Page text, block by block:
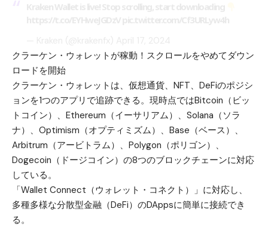
クラーケン・ウォレットが稼動！スクロールをやめてダウン
ロードを開始
クラーケン・ウォレットは、仮想通貨、NFT、DeFiのポジシ
ョンを1つのアプリで追跡できる。現時点ではBitcoin（ビッ
トコイン）、Ethereum（イーサリアム）、Solana（ソラ
ナ）、Optimism（オプティミズム）、Base（ベース）、
Arbitrum（アービトラム）、Polygon（ポリゴン）、
Dogecoin（ドージコイン）の8つのブロックチェーンに対応
している。
「Wallet Connect（ウォレット・コネクト）」に対応し、
多種多様な分散型金融（DeFi）のDAppsに簡単に接続でき
る。